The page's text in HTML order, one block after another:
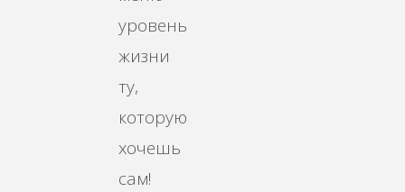
уровень
жизни
ту,
которую
хочешь
сам!